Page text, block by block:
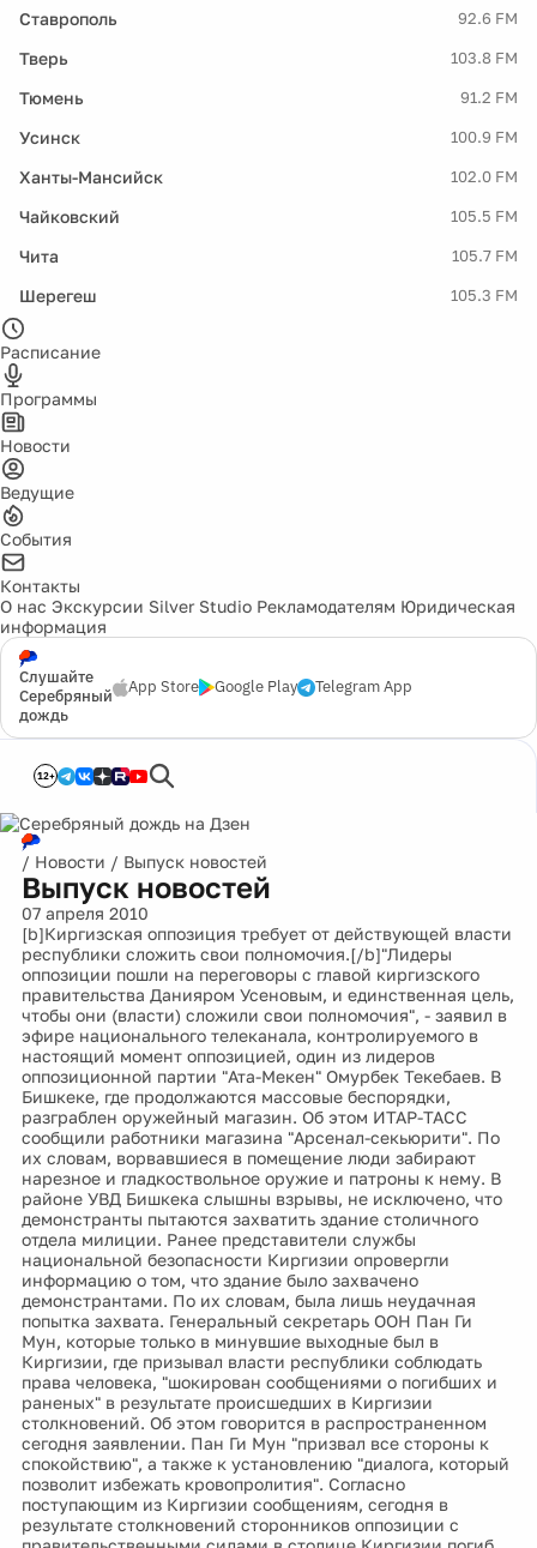
Ставрополь 92.6 FM
Тверь 103.8 FM
Тюмень 91.2 FM
Усинск 100.9 FM
Ханты-Мансийск 102.0 FM
Чайковский 105.5 FM
Чита 105.7 FM
Шерегеш 105.3 FM
Расписание
Программы
Новости
Ведущие
События
Контакты
О нас Экскурсии Silver Studio Рекламодателям Юридическая
информация
Слушайте
Серебряный
дождь
App Store Google Play Telegram App
12+
/ Новости / Выпуск новостей
Выпуск новостей
07 апреля 2010
[b]Киргизская оппозиция требует от действующей власти
республики сложить свои полномочия.[/b]"Лидеры
оппозиции пошли на переговоры с главой киргизского
правительства Данияром Усеновым, и единственная цель,
чтобы они (власти) сложили свои полномочия", - заявил в
эфире национального телеканала, контролируемого в
настоящий момент оппозицией, один из лидеров
оппозиционной партии "Ата-Мекен" Омурбек Текебаев. В
Бишкеке, где продолжаются массовые беспорядки,
разграблен оружейный магазин. Об этом ИТАР-ТАСС
сообщили работники магазина "Арсенал-секьюрити". По
их словам, ворвавшиеся в помещение люди забирают
нарезное и гладкоствольное оружие и патроны к нему. В
районе УВД Бишкека слышны взрывы, не исключено, что
демонстранты пытаются захватить здание столичного
отдела милиции. Ранее представители службы
национальной безопасности Киргизии опровергли
информацию о том, что здание было захвачено
демонстрантами. По их словам, была лишь неудачная
попытка захвата. Генеральный секретарь ООН Пан Ги
Мун, которые только в минувшие выходные был в
Киргизии, где призывал власти республики соблюдать
права человека, "шокирован сообщениями о погибших и
раненых" в результате происшедших в Киргизии
столкновений. Об этом говорится в распространенном
сегодня заявлении. Пан Ги Мун "призвал все стороны к
спокойствию", а также к установлению "диалога, который
позволит избежать кровопролития". Согласно
поступающим из Киргизии сообщениям, сегодня в
результате столкновений сторонников оппозиции с